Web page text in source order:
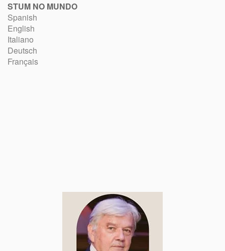
STUM NO MUNDO
Spanish
English
Italiano
Deutsch
Français